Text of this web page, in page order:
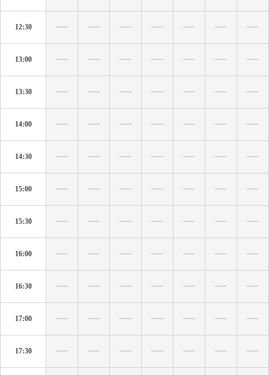
12:30
13:00
13:30
14:00
14:30
15:00
15:30
16:00
16:30
17:00
17:30